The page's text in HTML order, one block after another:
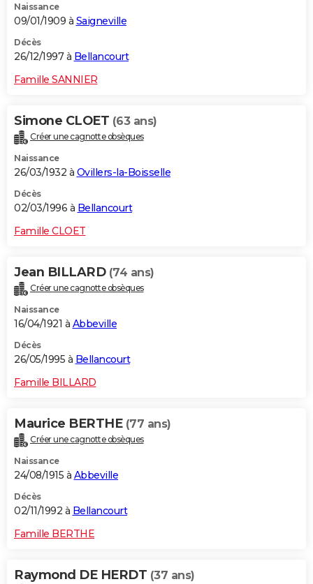
Naissance
09/01/1909 à Saigneville
Décès
26/12/1997 à Bellancourt
Famille SANNIER
Simone CLOET (63 ans)
Créer une cagnotte obsèques
Naissance
26/03/1932 à Ovillers-la-Boisselle
Décès
02/03/1996 à Bellancourt
Famille CLOET
Jean BILLARD (74 ans)
Créer une cagnotte obsèques
Naissance
16/04/1921 à Abbeville
Décès
26/05/1995 à Bellancourt
Famille BILLARD
Maurice BERTHE (77 ans)
Créer une cagnotte obsèques
Naissance
24/08/1915 à Abbeville
Décès
02/11/1992 à Bellancourt
Famille BERTHE
Raymond DE HERDT (37 ans)